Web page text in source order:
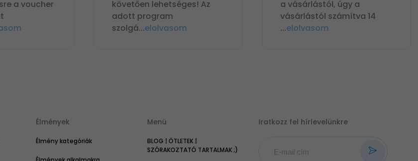
a voucher
követően lehetséges! Az
adott program
szolgá...elolvasom
a vásárlástól, úgy a
vásárlástól számítva 14
...elolvasom
Élmények
Élmény kategóriák
Menü
BLOG | ÖTLETEK |
SZÓRAKOZTATÓ TARTALMAK ;)
Iratkozz fel hírlevelünkre